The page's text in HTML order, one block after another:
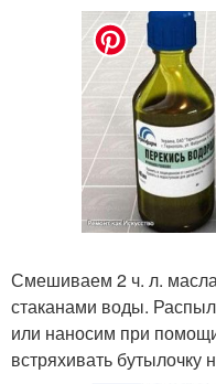
Смешиваем 2 ч. л.
стаканами воды.
или наносим при
встряхивать бутылочку